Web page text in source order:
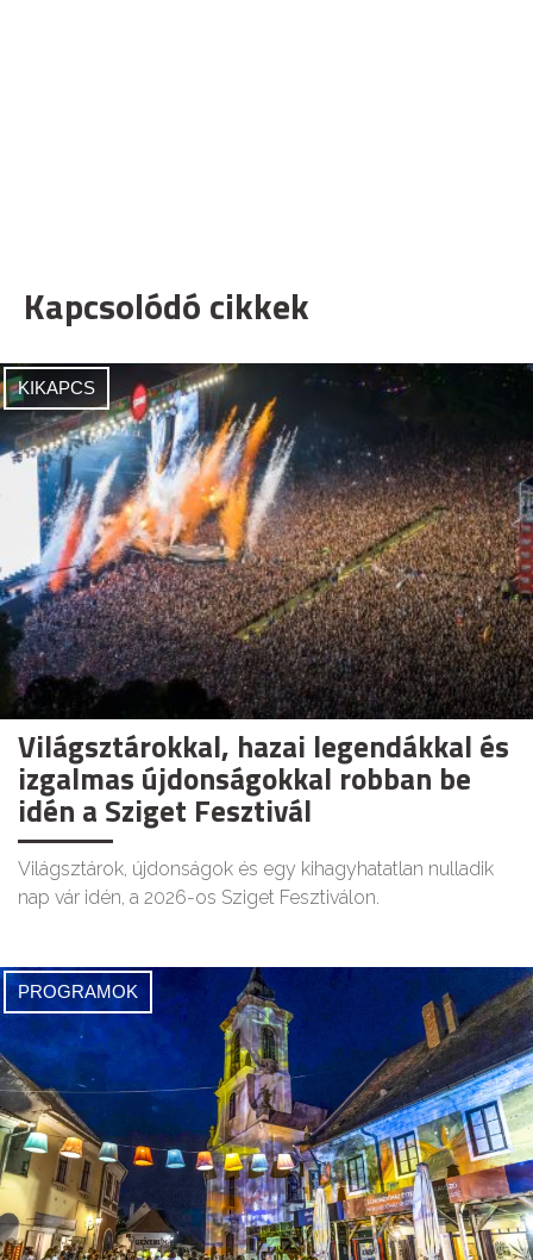
Kapcsolódó cikkek
KIKAPCS
Világsztárokkal, hazai legendákkal és
izgalmas újdonságokkal robban be
idén a Sziget Fesztivál
Világsztárok, újdonságok és egy kihagyhatatlan nulladik
nap vár idén, a 2026-os Sziget Fesztiválon.
PROGRAMOK